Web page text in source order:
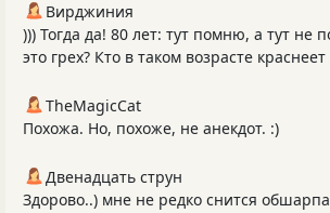
Вирджиния
))) Тогда да! 80 лет: тут помню, а тут не
это грех? Кто в таком возрасте краснеет
TheMagicCat
Похожа. Но, похоже, не анекдот. :)
Двенадцать струн
Здорово..) мне не редко снится